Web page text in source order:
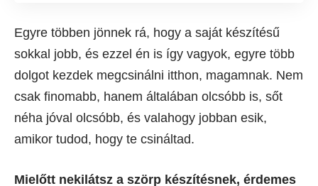
Egyre többen jönnek rá, hogy a saját készítésű
sokkal jobb, és ezzel én is így vagyok, egyre több
dolgot kezdek megcsinálni itthon, magamnak. Nem
csak finomabb, hanem általában olcsóbb is, sőt
néha jóval olcsóbb, és valahogy jobban esik,
amikor tudod, hogy te csináltad.
Mielőtt nekilátsz a szörp készítésnek, érdemes